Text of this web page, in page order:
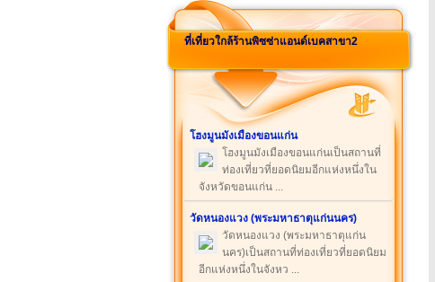
ที่เที่ยวใกล้ร้านพิซซ่าแอนด์เบคสาขา2
โฮงมูนมังเมืองขอนแก่น
โฮงมูนมังเมืองขอนแก่นเป็นสถานที่
ท่องเที่ยวที่ยอดนิยมอีกแห่งหนึ่งใน
จังหวัดขอนแก่น ...
วัดหนองแวง (พระมหาธาตุแก่นนคร)
วัดหนองแวง (พระมหาธาตุแก่น
นคร)เป็นสถานที่ท่องเที่ยวที่ยอดนิยม
อีกแห่งหนึ่งในจังหว ...